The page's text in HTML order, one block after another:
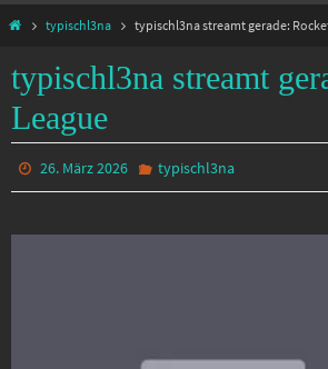
Starttypischl3na typischl3na streamt gerade:
typischl3na streamt
League
26. März 2026 typischl3na